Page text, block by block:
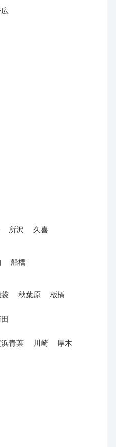
所沢 久喜
船橋
秋葉原 板橋
浜青葉 川崎 厚木